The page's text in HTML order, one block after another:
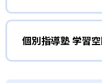
生が巡回指導すると
02
小学生コースには、
学習コースがある。
昇給する度に達成感
があることで学習
組む姿勢を学びたい
ど
個別指導塾学習空間
ない。またリーズ
導、日々の無料延長
アップを目指すこと
個別指導塾 学習